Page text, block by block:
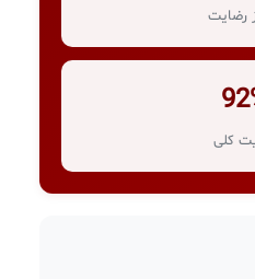
رضایت
کلی